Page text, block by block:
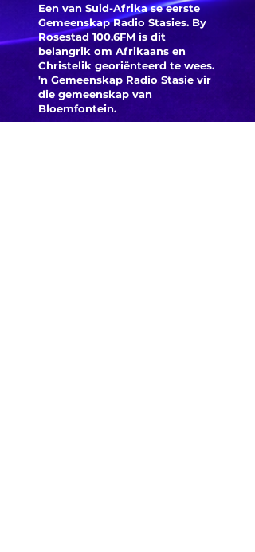
Een van Suid-Afrika se eerste
Gemeenskap Radio Stasies. By
Rosestad 100.6FM is dit
belangrik om Afrikaans en
Christelik georiënteerd te wees.
'n Gemeenskap Radio Stasie vir
die gemeenskap van
Bloemfontein.